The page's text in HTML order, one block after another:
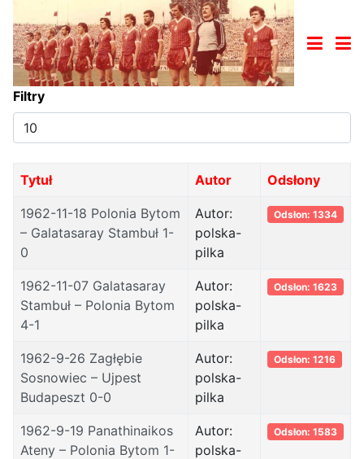
Filtry
Pokaż
#
Tytuł Autor Odsłony
1962-11-18 Polonia Bytom
– Galatasaray Stambuł 1-
0
Autor:
polska-
pilka
Odsłon: 1334
1962-11-07 Galatasaray
Stambuł – Polonia Bytom
4-1
Autor:
polska-
pilka
Odsłon: 1623
1962-9-26 Zagłębie
Sosnowiec – Ujpest
Budapeszt 0-0
Autor:
polska-
pilka
Odsłon: 1216
1962-9-19 Panathinaikos
Ateny – Polonia Bytom 1-
Autor:
polska-
Odsłon: 1583